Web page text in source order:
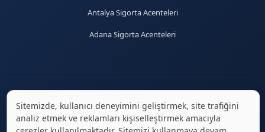
Antalya Sigorta Acenteleri
Adana Sigorta Acenteleri
© 2026 sigortaciplus.com | Tüm hakları saklıdır.
Sitemizde, kullanıcı deneyimini geliştirmek, site trafiğini
analiz etmek ve reklamları kişiselleştirmek amacıyla